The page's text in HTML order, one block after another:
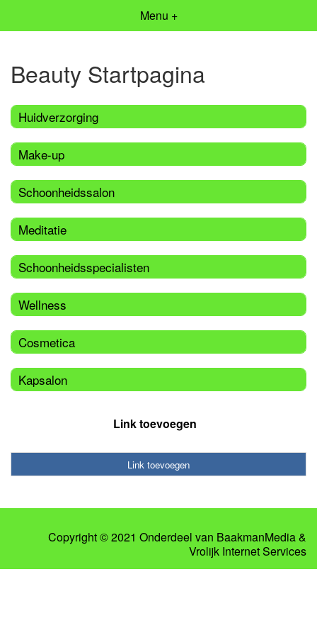
Menu +
Beauty Startpagina
Huidverzorging
Make-up
Schoonheidssalon
Meditatie
Schoonheidsspecialisten
Wellness
Cosmetica
Kapsalon
Link toevoegen
Link toevoegen
Copyright © 2021 Onderdeel van BaakmanMedia&
Vrolijk Internet Services